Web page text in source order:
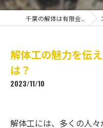
解体工の魅力を伝
は？
2023/11/10
解体工には、多くの人